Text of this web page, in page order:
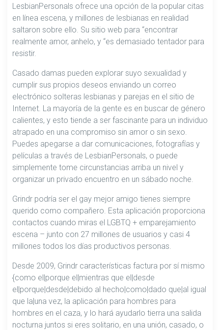
LesbianPersonals ofrece una opción de la popular citas
en línea escena, y millones de lesbianas en realidad
saltaron sobre ello. Su sitio web para “encontrar
realmente amor, anhelo, y “es demasiado tentador para
resistir.
Casado damas pueden explorar suyo sexualidad y
cumplir sus propios deseos enviando un correo
electrónico solteras lesbianas y parejas en el sitio de
Internet. La mayoría de la gente es en buscar de género
calientes, y esto tiende a ser fascinante para un individuo
atrapado en una compromiso sin amor o sin sexo.
Puedes apegarse a dar comunicaciones, fotografías y
películas a través de LesbianPersonals, o puede
simplemente tome circunstancias arriba un nivel y
organizar un privado encuentro en un sábado noche.
Grindr podría ser el gay mejor amigo tienes siempre
querido como compañero. Esta aplicación proporciona
contactos cuando miras el LGBTQ + emparejamiento
escena – junto con 27 millones de usuarios y casi 4
millones todos los días productivos personas.
Desde 2009, Grindr características factura por sí mismo
{como el|porque el|mientras que el|desde
el|porque|desde|debido al hecho|como|dado que|al igual
que la|una vez, la aplicación para hombres para
hombres en el caza, y lo hará ayudarlo tierra una salida
nocturna juntos si eres solitario, en una unión, casado, o